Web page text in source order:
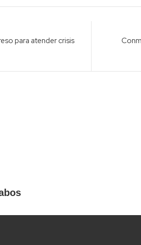
para atender crisis